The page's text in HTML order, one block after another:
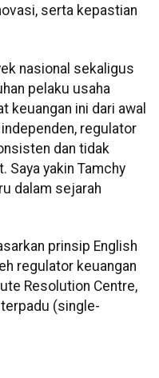
serta kepastian
nasional sekaligus
pelaku usaha
keuangan ini dari awal
regulator
dan tidak
Saya yakin Tamchy
dalam sejarah
prinsip English
regulator keuangan
Resolution Centre,
(single-